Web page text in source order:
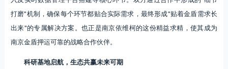
打磨"机制，确保每个环节都贴合实际需求，最终形成"贴着金盾需求长
出来"的专属解决方案。也正是南京依维柯的这份精益求精，使其成为
南京金盾押运可靠的战略合作伙伴。
科研基地启航，生态共赢未来可期